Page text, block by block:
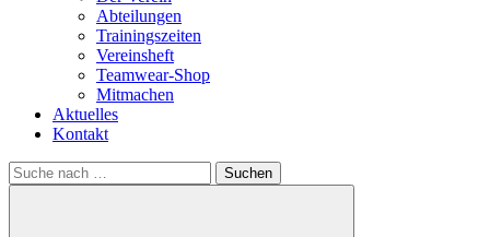
Abteilungen
Trainingszeiten
Vereinsheft
Teamwear-Shop
Mitmachen
Aktuelles
Kontakt
Search
for: